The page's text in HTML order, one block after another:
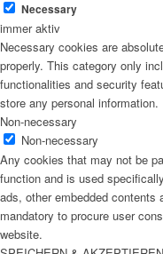
Necessary
immer aktiv
Necessary cookies are
properly. This category only
functionalities and security
store any personal information.
Non-necessary
Non-necessary
Any cookies that may not be
function and is used
ads, other embedded
mandatory to procure user
website.